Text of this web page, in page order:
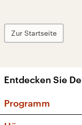
Zur Startseite
Entdecken Sie
Programm